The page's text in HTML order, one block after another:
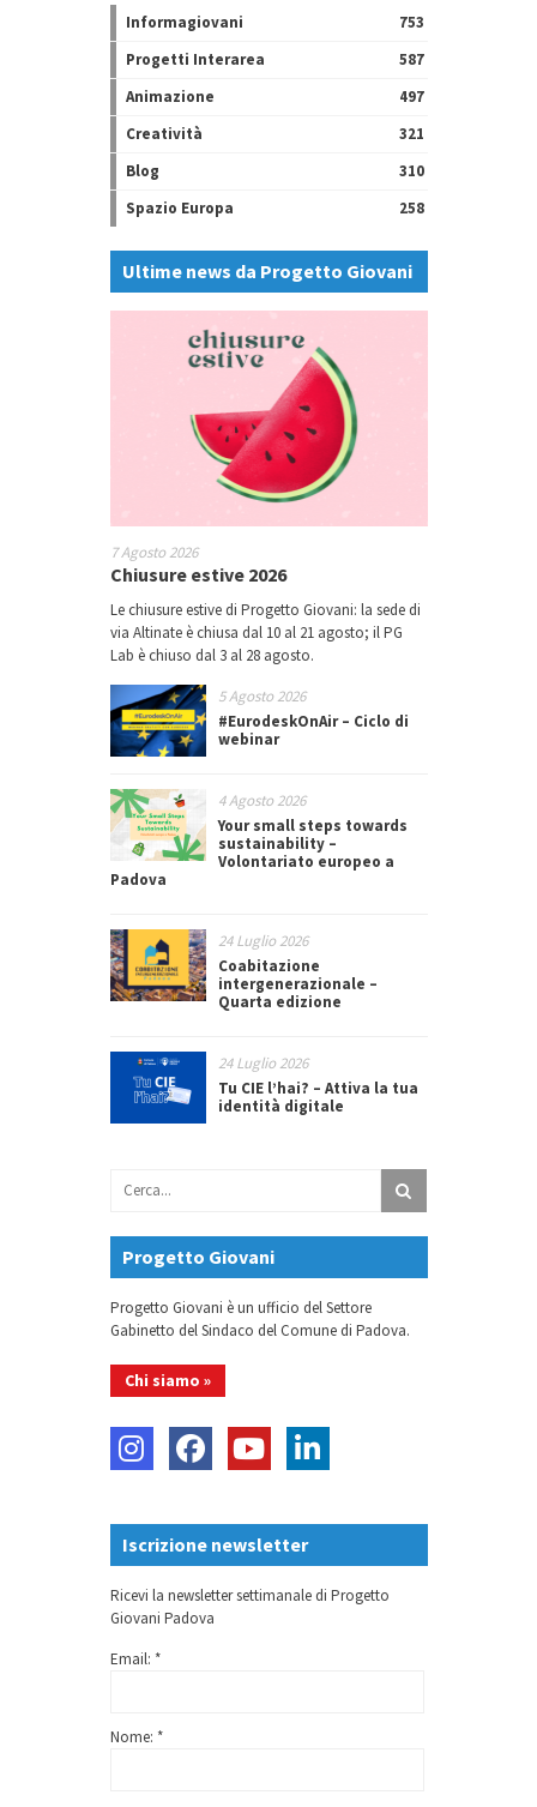
Informagiovani
753
Progetti Interarea
587
Animazione
497
Creatività
321
Blog
310
Spazio Europa
258
Ultime news da Progetto Giovani
7 Agosto 2026
Chiusure estive 2026
Le chiusure estive di Progetto Giovani: la sede di
via Altinate è chiusa dal 10 al 21 agosto; il PG
Lab è chiuso dal 3 al 28 agosto.
5 Agosto 2026
#EurodeskOnAir – Ciclo di
webinar
4 Agosto 2026
Your small steps towards
sustainability –
Volontariato europeo a
Padova
24 Luglio 2026
Coabitazione
intergenerazionale –
Quarta edizione
24 Luglio 2026
Tu CIE l’hai? – Attiva la tua
identità digitale
Progetto Giovani
Progetto Giovani è un ufficio del Settore
Gabinetto del Sindaco del Comune di Padova.
Chi siamo »
Iscrizione newsletter
Ricevi la newsletter settimanale di Progetto
Giovani Padova
Email: *
Nome: *